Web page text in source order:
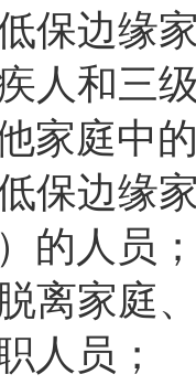
低保边缘
人和三
家庭中
低保边缘
的人员
脱离家庭
人员；